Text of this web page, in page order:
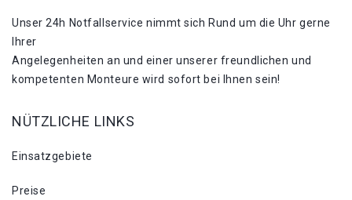
Unser 24h Notfallservice nimmt sich Rund um die Uhr gerne
Ihrer
Angelegenheiten an und einer unserer freundlichen und
kompetenten Monteure wird sofort bei Ihnen sein!
NÜTZLICHE LINKS
Einsatzgebiete
Preise